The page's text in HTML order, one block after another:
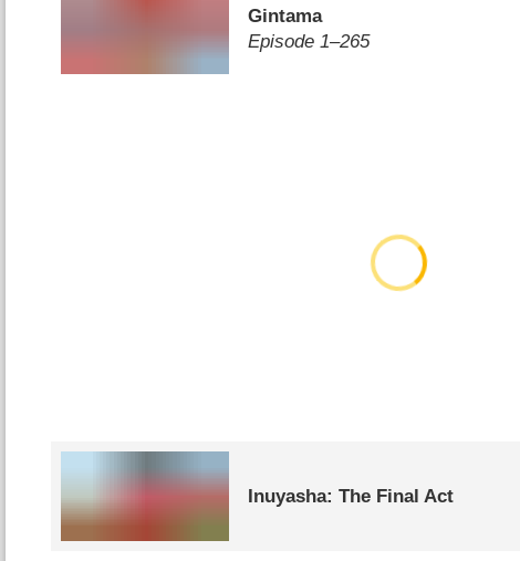
Gintama
Episode 1⁠–⁠265
Inuyasha: The Final Act